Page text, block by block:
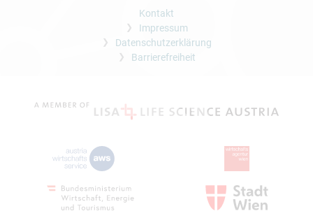
Kontakt
Impressum
Datenschutzerklärung
Barrierefreiheit